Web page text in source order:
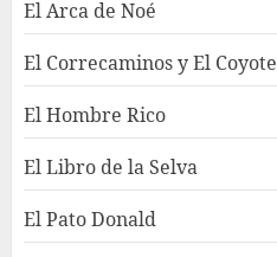
El Arca de Noé
El Correcaminos y El Coyote
El Hombre Rico
El Libro de la Selva
El Pato Donald